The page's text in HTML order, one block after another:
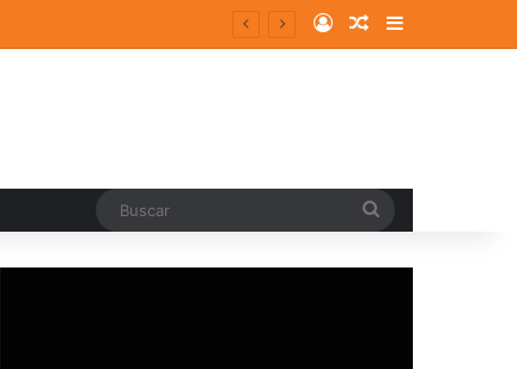
Log InRandom Article
Sidebar